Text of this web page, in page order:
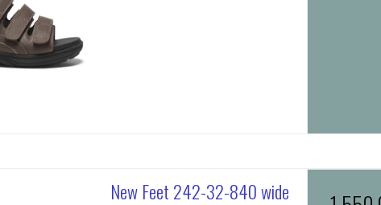
New Feet 242-32-840 wide